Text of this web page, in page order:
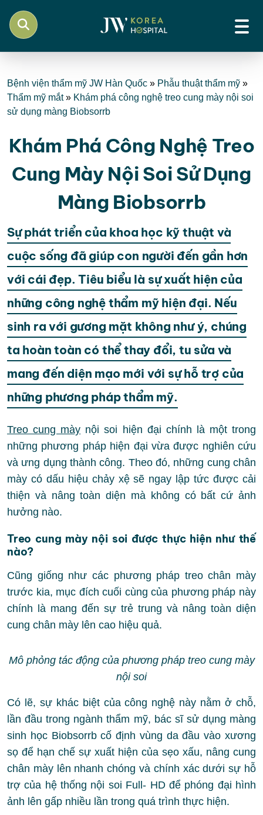
Bệnh viện thẩm mỹ JW Hàn Quốc » Phẫu thuật thẩm mỹ »
Thẩm mỹ mắt» Khám phá công nghệ treo cung mày nội soi
sử dụng màng Biobsorrb
Khám Phá Công Nghệ Treo
Cung Mày Nội Soi Sử Dụng
Màng Biobsorrb
Sự phát triển của khoa học kỹ thuật và
cuộc sống đã giúp con người đến gần hơn
với cái đẹp. Tiêu biểu là sự xuất hiện của
những công nghệ thẩm mỹ hiện đại. Nếu
sinh ra với gương mặt không như ý, chúng
ta hoàn toàn có thể thay đổi, tu sửa và
mang đến diện mạo mới với sự hỗ trợ của
những phương pháp thẩm mỹ.
Treo cung mày nội soi hiện đại chính là một trong
những phương pháp hiện đại vừa được nghiên cứu
và ưng dụng thành công. Theo đó, những cung chân
mày có dấu hiệu chảy xệ sẽ ngay lập tức được cải
thiện và nâng toàn diện mà không có bất cứ ảnh
hưởng nào.
Treo cung mày nội soi được thực hiện như thế
nào?
Cũng giống như các phương pháp treo chân mày
trước kia, mục đích cuối cùng của phương pháp này
chính là mang đến sự trẻ trung và nâng toàn diện
cung chân mày lên cao hiệu quả.
Mô phỏng tác động của phương pháp treo cung mày
nội soi
Có lẽ, sự khác biệt của công nghệ này nằm ở chỗ,
lần đầu trong ngành thẩm mỹ, bác sĩ sử dụng màng
sinh học Biobsorrb cố định vùng da đầu vào xương
sọ để hạn chế sự xuất hiện của sẹo xấu, nâng cung
chân mày lên nhanh chóng và chính xác dưới sự hỗ
trợ của hệ thống nội soi Full- HD để phóng đại hình
ảnh lên gấp nhiều lần trong quá trình thực hiện.